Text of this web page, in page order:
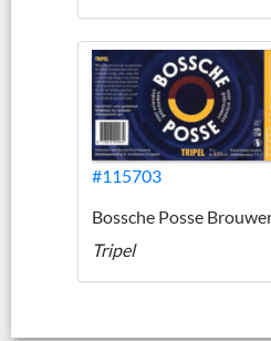
#115703
Bossche Posse
Tripel